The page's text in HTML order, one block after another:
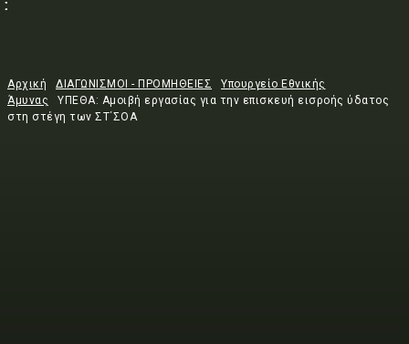
Αρχική ΔΙΑΓΩΝΙΣΜΟΙ - ΠΡΟΜΗΘΕΙΕΣ
Υπουργείο Εθνικής
Άμυνας
ΥΠΕΘΑ: Αμοιβή εργασίας για την επισκευή εισροής ύδατος
στη στέγη των ΣΤ΄ΣΟΑ